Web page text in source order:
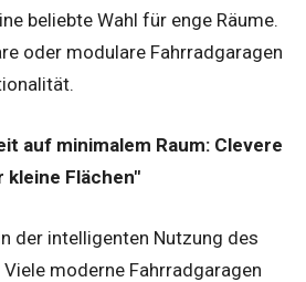
beliebte Wahl für enge Räume.
oder modulare Fahrradgaragen
auf minimalem Raum: Clevere
kleine Flächen"
der intelligenten Nutzung des
moderne Fahrradgaragen